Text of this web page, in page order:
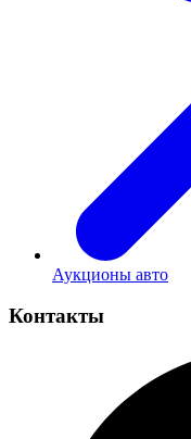
Аукционы авто
Контакты